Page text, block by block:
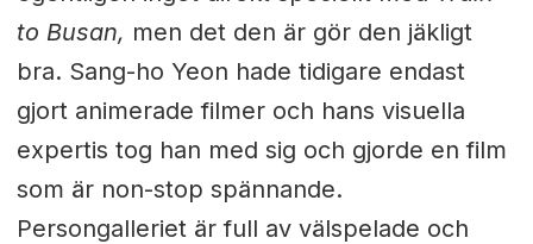
to Busan, men det den är gör den jäkligt
bra. Sang-ho Yeon hade tidigare endast
gjort animerade filmer och hans visuella
expertis tog han med sig och gjorde en film
som är non-stop spännande.
Persongalleriet är full av välspelade och